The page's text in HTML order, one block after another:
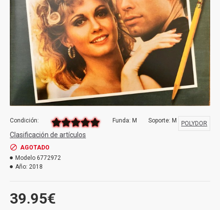
39.95€
Condición: Funda: M Soporte: M
Clasificación de artículos
AGOTADO
Modelo 6772972
Año: 2018
POLYDOR